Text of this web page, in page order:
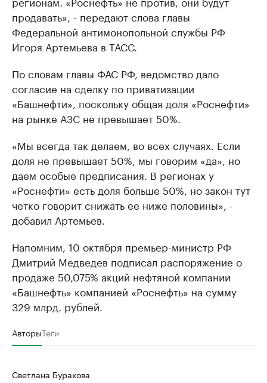
продавать», - передают слова главы
Федеральной антимонопольной службы РФ
Игоря Артемьева в ТАСС.
По словам главы ФАС РФ, ведомство дало
согласие на сделку по приватизации
«Башнефти», поскольку общая доля «Роснефти»
на рынке АЗС не превышает 50%.
«Мы всегда так делаем, во всех случаях. Если
доля не превышает 50%, мы говорим «да», но
даем особые предписания. В регионах у
«Роснефти» есть доля больше 50%, но закон тут
четко говорит снижать ее ниже половины», -
добавил Артемьев.
Напомним, 10 октября премьер-министр РФ
Дмитрий Медведев подписал распоряжение о
продаже 50,075% акций нефтяной компании
«Башнефть» компанией «Роснефть» на сумму
329 млрд. рублей.
АвторыТеги
Светлана Буракова